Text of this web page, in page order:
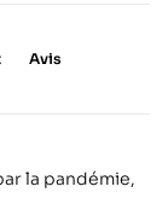
Avis
la pandémie,